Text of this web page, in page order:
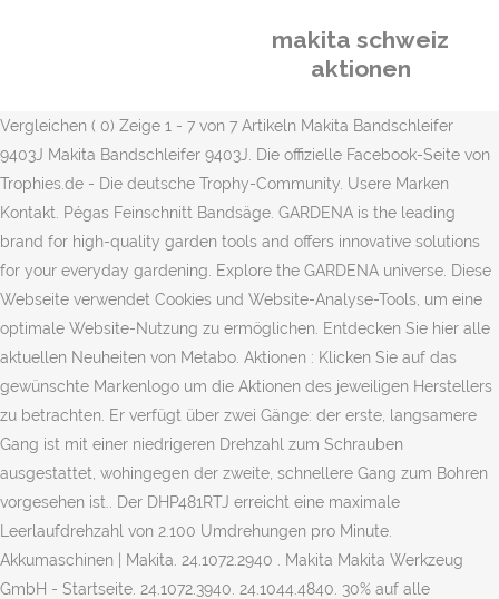
makita schweiz
aktionen
Vergleichen ( 0) Zeige 1 - 7 von 7 Artikeln Makita Bandschleifer
9403J Makita Bandschleifer 9403J. Die offizielle Facebook-Seite von
Trophies.de - Die deutsche Trophy-Community. Usere Marken
Kontakt. Pégas Feinschnitt Bandsäge. GARDENA is the leading
brand for high-quality garden tools and offers innovative solutions
for your everyday gardening. Explore the GARDENA universe. Diese
Webseite verwendet Cookies und Website-Analyse-Tools, um eine
optimale Website-Nutzung zu ermöglichen. Entdecken Sie hier alle
aktuellen Neuheiten von Metabo. Aktionen : Klicken Sie auf das
gewünschte Markenlogo um die Aktionen des jeweiligen Herstellers
zu betrachten. Er verfügt über zwei Gänge: der erste, langsamere
Gang ist mit einer niedrigeren Drehzahl zum Schrauben
ausgestattet, wohingegen der zweite, schnellere Gang zum Bohren
vorgesehen ist.. Der DHP481RTJ erreicht eine maximale
Leerlaufdrehzahl von 2.100 Umdrehungen pro Minute.
Akkumaschinen | Makita. 24.1072.2940 . Makita Makita Werkzeug
GmbH - Startseite. 24.1072.3940. 24.1044.4840. 30% auf alle